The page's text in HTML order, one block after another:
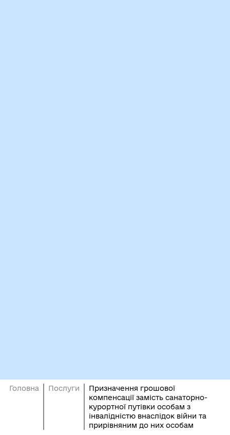
Головна Послуги
Призначення грошової
компенсації замість санаторно-
курортної путівки особам з
інвалідністю внаслідок війни та
прирівняним до них особам